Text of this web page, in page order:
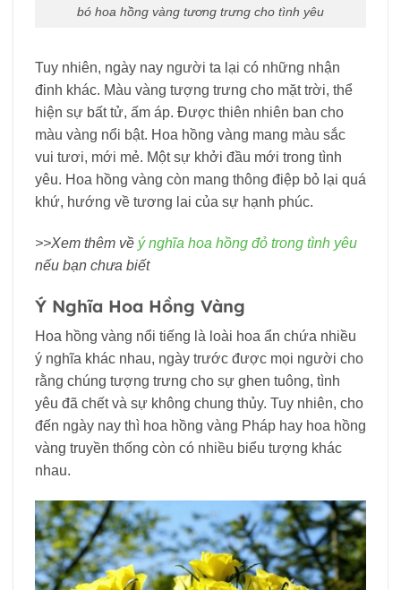
bó hoa hồng vàng tương trưng cho tình yêu
Tuy nhiên, ngày nay người ta lại có những nhận
đinh khác. Màu vàng tượng trưng cho mặt trời, thể
hiện sự bất tử, ấm áp. Được thiên nhiên ban cho
màu vàng nổi bật. Hoa hồng vàng mang màu sắc
vui tươi, mới mẻ. Một sự khởi đầu mới trong tình
yêu. Hoa hồng vàng còn mang thông điệp bỏ lại quá
khứ, hướng về tương lai của sự hạnh phúc.
>>Xem thêm về ý nghĩa hoa hồng đỏ trong tình yêu
nếu bạn chưa biết
Ý Nghĩa Hoa Hồng Vàng
Hoa hồng vàng nổi tiếng là loài hoa ẩn chứa nhiều
ý nghĩa khác nhau, ngày trước được mọi người cho
rằng chúng tượng trưng cho sự ghen tuông, tình
yêu đã chết và sự không chung thủy. Tuy nhiên, cho
đến ngày nay thì hoa hồng vàng Pháp hay hoa hồng
vàng truyền thống còn có nhiều biểu tượng khác
nhau.